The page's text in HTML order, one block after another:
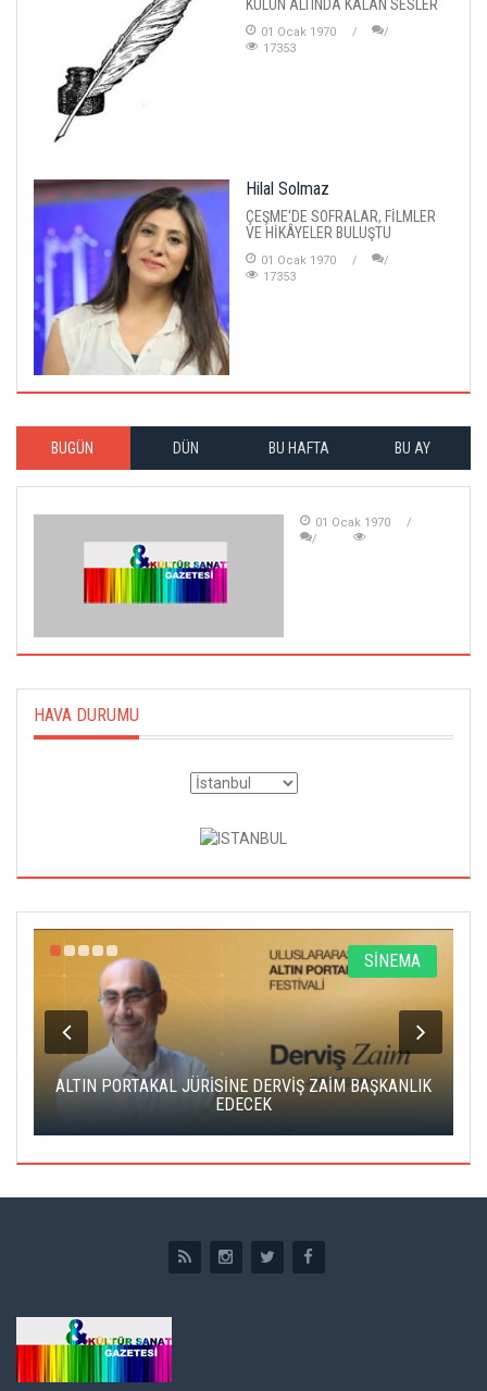
KÜLÜN ALTINDA KALAN SESLER
01 Ocak 1970
17353
Hilal Solmaz
ÇEŞME'DE SOFRALAR, FİLMLER
VE HİKÂYELER BULUŞTU
01 Ocak 1970
17353
BUGÜN DÜN BU HAFTA BU AY
01 Ocak 1970
HAVA DURUMU
SİNEMA
ALTIN PORTAKAL JÜRİSİNE DERVİŞ ZAİM BAŞKANLIK
EDECEK